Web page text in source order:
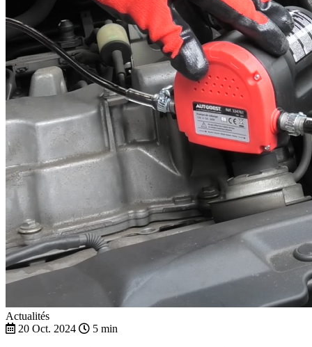
Actualités
20 Oct. 2024
5 min